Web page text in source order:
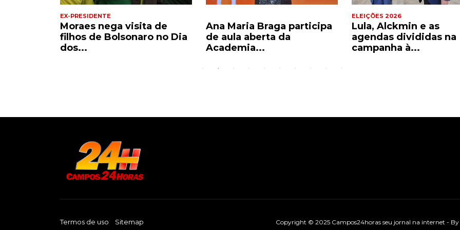
EX-PRESIDENTE
Moraes nega visita de
filhos de Bolsonaro no Dia
dos...
Ana Maria Braga participa
de aula aberta da
Academia...
ELEIÇÕES 2026
Lula, Alckmin e as
agendas divididas na
campanha à...
Termos de uso Sitemap Copyright © 2025 Campos24horas seu jornal na internet - By